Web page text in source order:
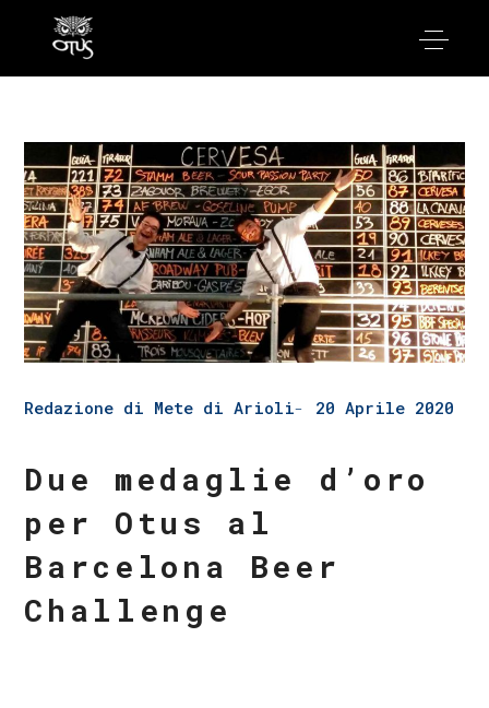
Redazione di Mete di Arioli 20 Aprile 2020
Due medaglie d’oro
per Otus al
Barcelona Beer
Challenge